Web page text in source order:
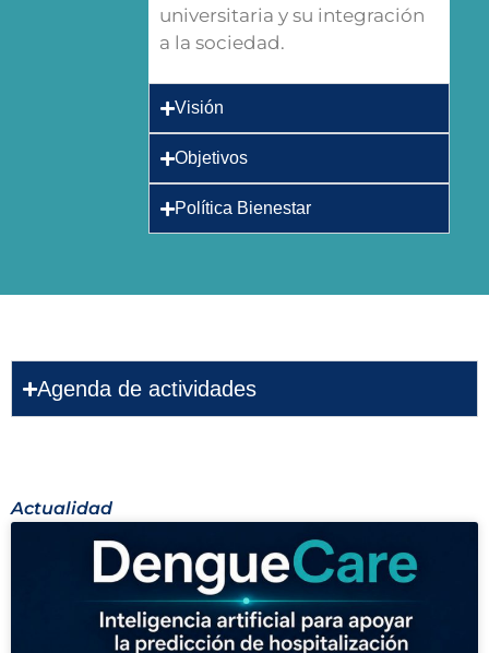
universitaria y su integración
a la sociedad.
Visión
Objetivos
Política Bienestar
Agenda de actividades
Actualidad